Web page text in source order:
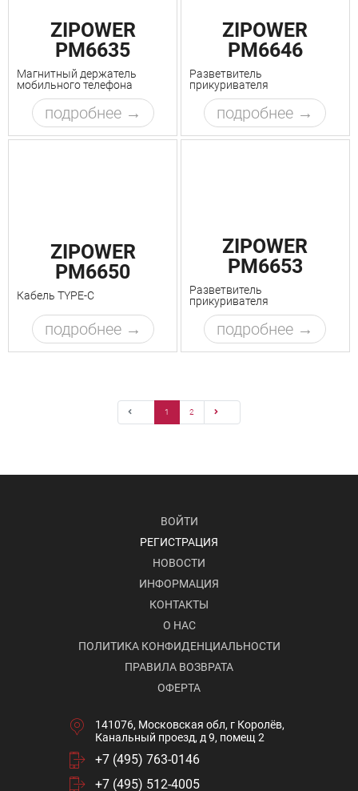
ZIPOWER
PM6635
Магнитный держатель
мобильного телефона
подробнее
ZIPOWER
PM6646
Разветвитель
прикуривателя
подробнее
ZIPOWER
PM6650
Кабель TYPE-C
подробнее
ZIPOWER
PM6653
Разветвитель
прикуривателя
подробнее
1 2
ВОЙТИ
РЕГИСТРАЦИЯ
НОВОСТИ
ИНФОРМАЦИЯ
КОНТАКТЫ
О НАС
ПОЛИТИКА КОНФИДЕНЦИАЛЬНОСТИ
ПРАВИЛА ВОЗВРАТА
ОФЕРТА
141076, Московская обл, г Королёв,
Канальный проезд, д 9, помещ 2
+7 (495) 763-0146
+7 (495) 512-4005